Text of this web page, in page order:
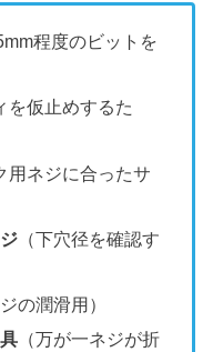
程度のビットを
を仮止めするた
用ネジに合ったサ
（下穴径を確認す
ジの潤滑用）
（万が一ネジが折